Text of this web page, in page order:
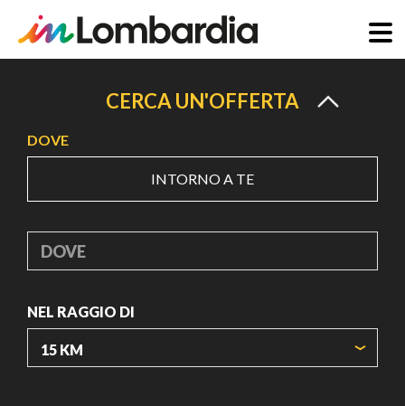
principale
CERCA UN'OFFERTA
DOVE
INTORNO A TE
DOVE
NEL RAGGIO DI